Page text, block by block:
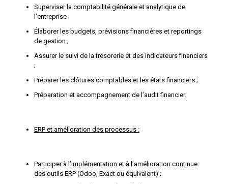
Superviser la comptabilité générale et analytique de
l’entreprise ;
Élaborer les budgets, prévisions financières et reportings
de gestion ;
Assurer le suivi de la trésorerie et des indicateurs financiers
;
Préparer les clôtures comptables et les états financiers ;
Préparation et accompagnement de l’audit financier.
ERP et amélioration des processus :
Participer à l’implémentation et à l’amélioration continue
des outils ERP (Odoo, Exact ou équivalent) ;